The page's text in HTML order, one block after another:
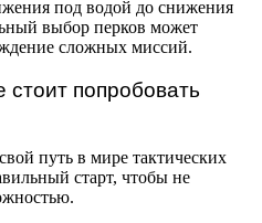
под водой до снижения
выбор перков может
сложных миссий.
попробовать
путь в мире тактических
старт, чтобы не